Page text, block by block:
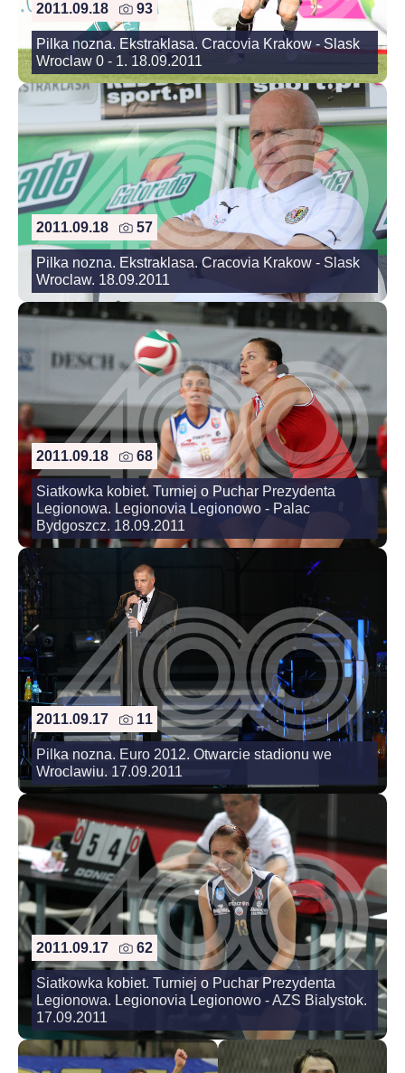
2011.09.18 93
Pilka nozna. Ekstraklasa. Cracovia Krakow - Slask
Wroclaw 0 - 1. 18.09.2011
2011.09.18 57
Pilka nozna. Ekstraklasa. Cracovia Krakow - Slask
Wroclaw. 18.09.2011
2011.09.18 68
Siatkowka kobiet. Turniej o Puchar Prezydenta
Legionowa. Legionovia Legionowo - Palac
Bydgoszcz. 18.09.2011
2011.09.17 11
Pilka nozna. Euro 2012. Otwarcie stadionu we
Wroclawiu. 17.09.2011
2011.09.17 62
Siatkowka kobiet. Turniej o Puchar Prezydenta
Legionowa. Legionovia Legionowo - AZS Bialystok.
17.09.2011